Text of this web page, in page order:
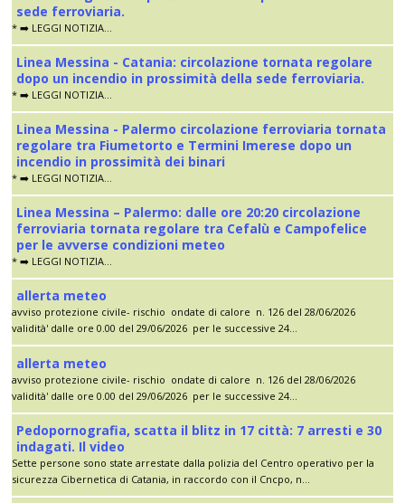
sede ferroviaria.
* ➡️ LEGGI NOTIZIA...
Linea Messina - Catania: circolazione tornata regolare
dopo un incendio in prossimità della sede ferroviaria.
* ➡️ LEGGI NOTIZIA...
Linea Messina - Palermo circolazione ferroviaria tornata
regolare tra Fiumetorto e Termini Imerese dopo un
incendio in prossimità dei binari
* ➡️ LEGGI NOTIZIA...
Linea Messina – Palermo: dalle ore 20:20 circolazione
ferroviaria tornata regolare tra Cefalù e Campofelice
per le avverse condizioni meteo
* ➡️ LEGGI NOTIZIA...
allerta meteo
avviso protezione civile- rischio ondate di calore n. 126 del 28/06/2026
validità' dalle ore 0.00 del 29/06/2026 per le successive 24...
allerta meteo
avviso protezione civile- rischio ondate di calore n. 126 del 28/06/2026
validità' dalle ore 0.00 del 29/06/2026 per le successive 24...
Pedopornografia, scatta il blitz in 17 città: 7 arresti e 30
indagati. Il video
Sette persone sono state arrestate dalla polizia del Centro operativo per la
sicurezza Cibernetica di Catania, in raccordo con il Cncpo, n...